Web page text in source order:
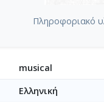
Πληροφοριακό
musical
Ελληνική